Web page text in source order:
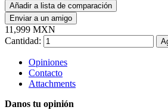
Añadir a lista de comparación
Enviar a un amigo
11,999 MXN
Cantidad:
Opiniones
Contacto
Attachments
Danos tu opinión